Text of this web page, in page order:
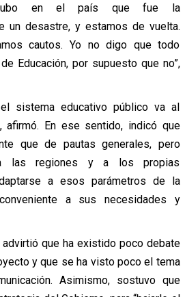
en el país que fue la
un desastre, y estamos de vuelta.
cautos. Yo no digo que todo
Educación, por supuesto que no”,
el sistema educativo público va al
afirmó. En ese sentido, indicó que
que de pautas generales, pero
las regiones y a los propias
a esos parámetros de la
a sus necesidades y
que ha existido poco debate
y que se ha visto poco el tema
Asimismo, sostuvo que